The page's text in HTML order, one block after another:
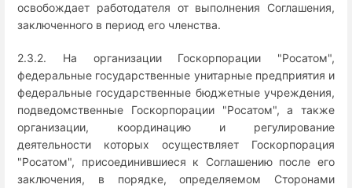
освобождает работодателя от выполнения Соглашения,
заключенного в период его членства.
2.3.2. На организации Госкорпорации "Росатом",
федеральные государственные унитарные предприятия и
федеральные государственные бюджетные учреждения,
подведомственные Госкорпорации "Росатом", а также
организации, координацию и регулирование
деятельности которых осуществляет Госкорпорация
"Росатом", присоединившиеся к Соглашению после его
заключения, в порядке, определяемом Сторонами